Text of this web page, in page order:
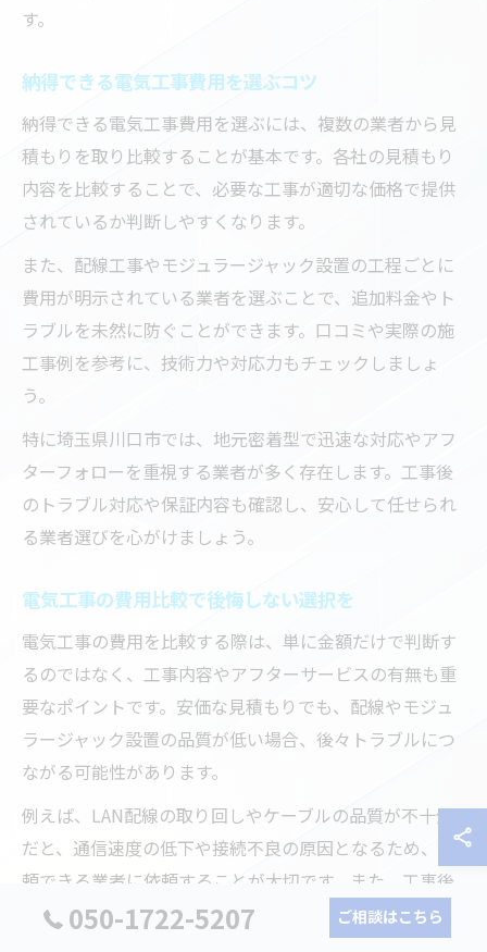
す。
納得できる電気工事費用を選ぶコツ
納得できる電気工事費用を選ぶには、複数の業者から見
積もりを取り比較することが基本です。各社の見積もり
内容を比較することで、必要な工事が適切な価格で提供
されているか判断しやすくなります。
また、配線工事やモジュラージャック設置の工程ごとに
費用が明示されている業者を選ぶことで、追加料金やト
ラブルを未然に防ぐことができます。口コミや実際の施
工事例を参考に、技術力や対応力もチェックしましょ
う。
特に埼玉県川口市では、地元密着型で迅速な対応やアフ
ターフォローを重視する業者が多く存在します。工事後
のトラブル対応や保証内容も確認し、安心して任せられ
る業者選びを心がけましょう。
電気工事の費用比較で後悔しない選択を
電気工事の費用を比較する際は、単に金額だけで判断す
るのではなく、工事内容やアフターサービスの有無も重
要なポイントです。安価な見積もりでも、配線やモジュ
ラージャック設置の品質が低い場合、後々トラブルにつ
ながる可能性があります。
例えば、LAN配線の取り回しやケーブルの品質が不十分
だと、通信速度の低下や接続不良の原因となるため、信
頼できる業者に依頼することが大切です。また、工事後
の点検や万が一の修理対応も費用に含まれているか確認
050-1722-5207 ご相談はこちら